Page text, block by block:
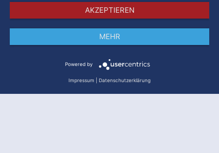
Datenschutz
AKZEPTIEREN
MEHR
Powered by
Impressum Datenschutzerklärung